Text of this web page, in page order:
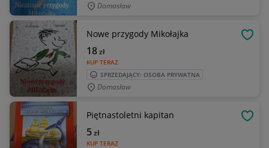
Domasław
Nowe przygody Mikołajka
KUP TERAZ
18zł
SPRZEDAJĄCY: OSOBA PRYWATNA
Domasław
Piętnastoletni kapitan
KUP TERAZ
5zł